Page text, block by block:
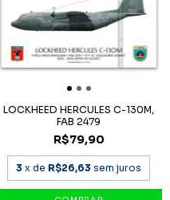
LOCKHEED HERCULES C-130M,
FAB 2479
R$79,90
3 x de R$26,63 sem juros